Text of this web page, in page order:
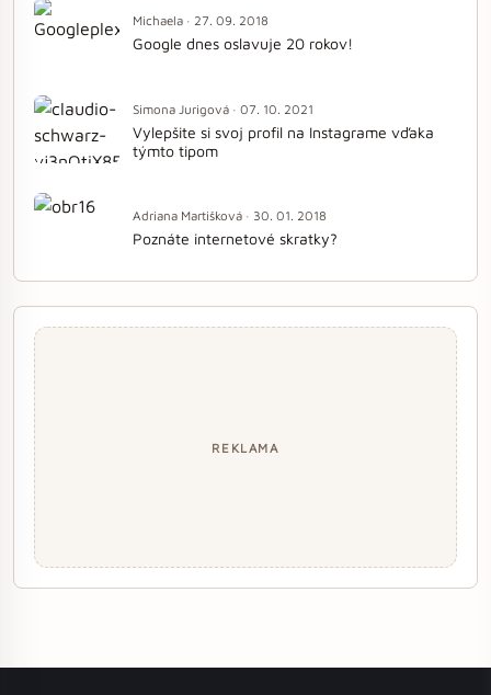
Michaela · 27. 09. 2018
Google dnes oslavuje 20 rokov!
Simona Jurigová · 07. 10. 2021
Vylepšite si svoj profil na Instagrame vďaka
týmto tipom
Adriana Martišková · 30. 01. 2018
Poznáte internetové skratky?
REKLAMA